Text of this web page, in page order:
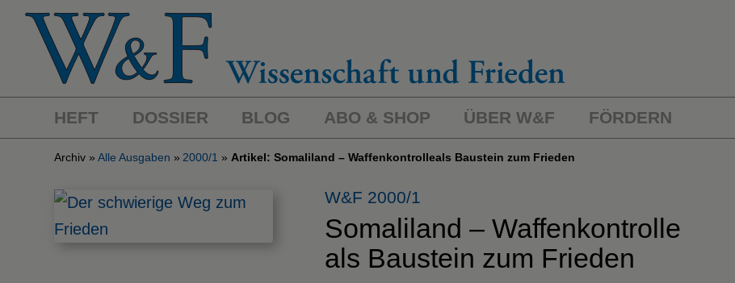
HEFT DOSSIER BLOG ABO & SHOP ÜBER W&F FÖRDERN
Archiv Alle Ausgaben 2000/1 Artikel: Somaliland – Waffenkontrolleals Baustein zum Frieden
W&F 2000/1
Somaliland – Waffenkontrolle
als Baustein zum Frieden